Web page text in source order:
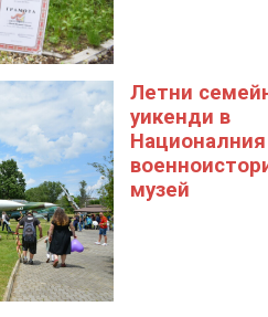
Летни
уикенди в
Националния
музей